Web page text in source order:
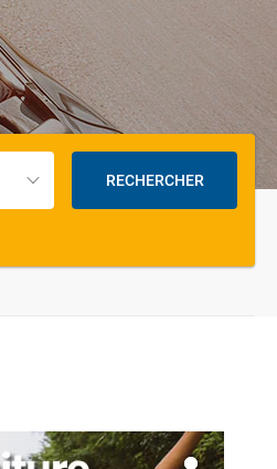
RECHERCHER